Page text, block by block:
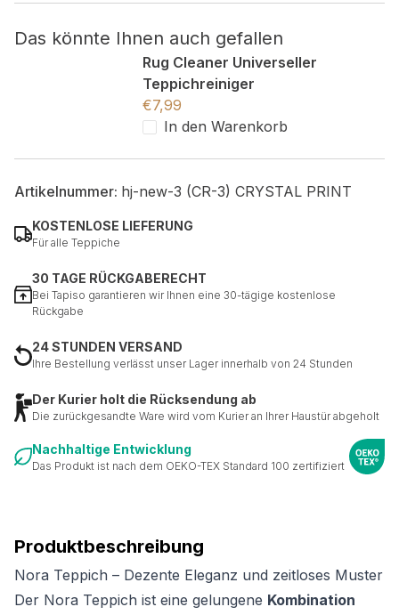
Produktbeschreibung
Nora Teppich – Dezente Eleganz und zeitloses Muster
Der Nora Teppich ist eine gelungene Kombination
Das könnte Ihnen auch gefallen
Rug Cleaner Universeller
Teppichreiniger
€7,99
In den Warenkorb
Artikelnummer: hj-new-3 (CR-3) CRYSTAL PRINT
KOSTENLOSE LIEFERUNG
Für alle Teppiche
30 TAGE RÜCKGABERECHT
Bei Tapiso garantieren wir Ihnen eine 30-tägige kostenlose
Rückgabe
24 STUNDEN VERSAND
Ihre Bestellung verlässt unser Lager innerhalb von 24 Stunden
Der Kurier holt die Rücksendung ab
Die zurückgesandte Ware wird vom Kurier an Ihrer Haustür abgeholt
Nachhaltige Entwicklung
Das Produkt ist nach dem OEKO-TEX Standard 100 zertifiziert
Nicht kategorisiert.
Andere nicht kategorisierte Cookies sind solche, die
analysiert werden und noch keiner Kategorie zugeordnet